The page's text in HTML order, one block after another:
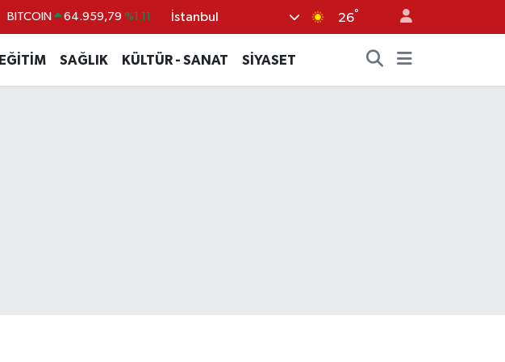
BITCOIN 64.959,79 %1.11 İstanbul 26°
EĞİTİM SAĞLIK KÜLTÜR - SANAT SİYASET